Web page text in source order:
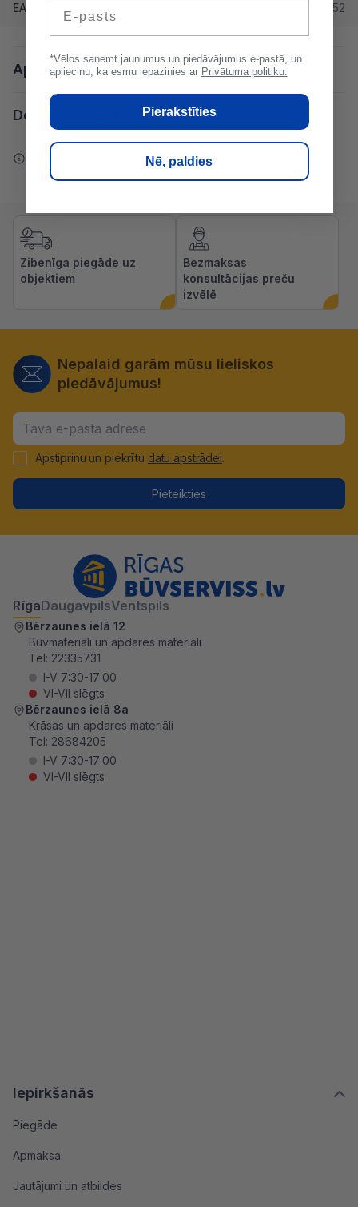
EAN
4003982401052
Apraksts
Dokumentācija
Ziņot par kļūdu saturā
Zibenīga piegāde uz
objektiem
Bezmaksas
konsultācijas preču
izvēlē
Nepalaid garām mūsu lieliskos
piedāvājumus!
Apstiprinu un piekrītu datu apstrādei.
Pieteikties
Iepirkšanās
Piegāde
Apmaksa
Jautājumi un atbildes
RīgaDaugavpilsVentspils
Bērzaunes ielā 12
Būvmateriāli un apdares materiāli
Tel: 22335731
I-V 7:30-17:00
VI-VII slēgts
Bērzaunes ielā 8a
Krāsas un apdares materiāli
Tel: 28684205
I-V 7:30-17:00
VI-VII slēgts
*Vēlos saņemt jaunumus un piedāvājumus e-pastā, un
apliecinu, ka esmu iepazinies ar Privātuma politiku.
Pierakstīties
Nē, paldies